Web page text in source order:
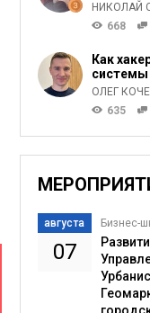
НИКОЛАЙ
668
Как
системы
ОЛЕГ
635
августа
07
Бизнес-